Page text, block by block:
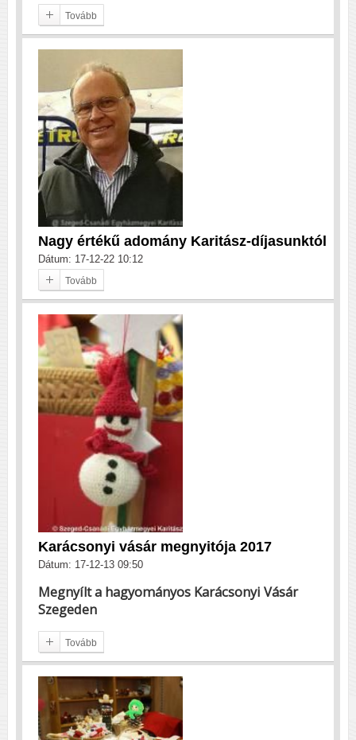
Tovább
Nagy értékű adomány Karitász-díjasunktól
Dátum: 17-12-22 10:12
Tovább
Karácsonyi vásár megnyitója 2017
Dátum: 17-12-13 09:50
Megnyílt a hagyományos Karácsonyi Vásár
Szegeden
Tovább